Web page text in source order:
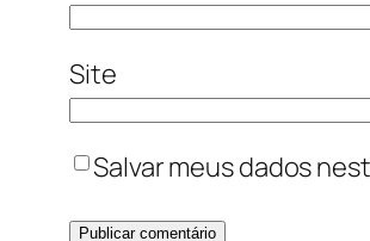
Site
Salvar meus dados